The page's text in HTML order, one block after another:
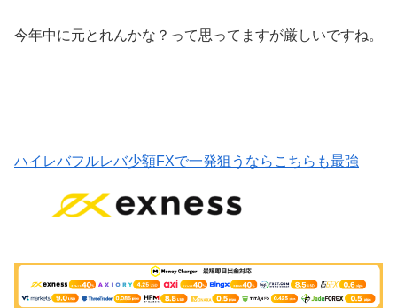
今年中に元とれんかな？って思ってますが厳しいですね。
ハイレバフルレバ少額FXで一発狙うならこちらも最強